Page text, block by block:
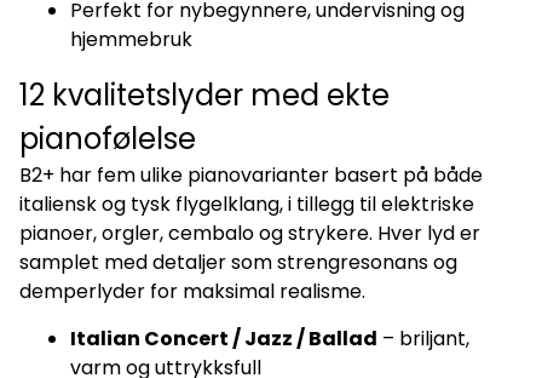
Perfekt for nybegynnere, undervisning og
hjemmebruk
12 kvalitetslyder med ekte
pianofølelse
B2+ har fem ulike pianovarianter basert på både
italiensk og tysk flygelklang, i tillegg til elektriske
pianoer, orgler, cembalo og strykere. Hver lyd er
samplet med detaljer som strengresonans og
demperlyder for maksimal realisme.
Italian Concert / Jazz / Ballad – briljant,
varm og uttrykksfull